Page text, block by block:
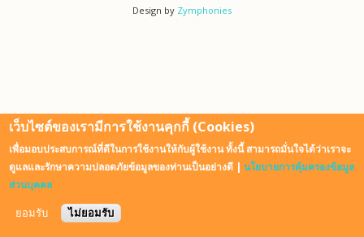
Design by Zymphonies
เว็บไซต์ของเรามีการใช้งานคุกกี้ (Cookies)
เพื่อมอบประสบการณ์ที่ดีในการใช้งานให้กับผู้ใช้งาน ทั้งนี้ สามารถมั่นใจได้ว่าเราจะ
ดูแลและรักษาความปลอดภัยข้อมูลของท่านเป็นอย่างดี |นโยบายการคุ้มครองข้อมูล
ส่วนบุคคล
ยอมรับ ไม่ยอมรับ